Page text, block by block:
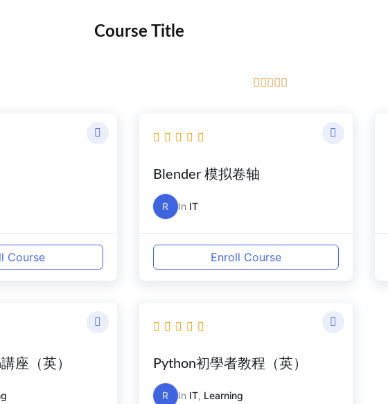
Course Title
    
Course
Blender 模拟卷轴
R In IT
Enroll Course
座（英） Python初學者教程（英）
R In IT, Learning